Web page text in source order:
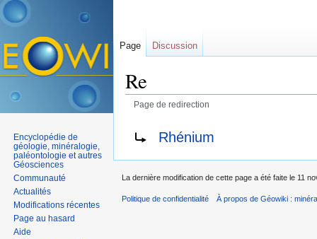
Re
Page de redirection
Rediriger vers :
Rhénium
Page Discussion
Encyclopédie de
géologie, minéralogie,
paléontologie et autres
Géosciences
Communauté
Actualités
Modifications récentes
Page au hasard
Aide
La dernière modification de cette page a été faite le 11
Politique de confidentialité À propos de Géowiki :